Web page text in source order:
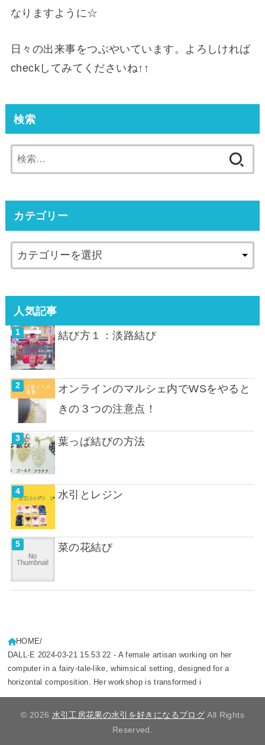
なりますように☆
日々の出来事をつぶやいています。よろしければ
checkしてみてくださいね↑↑
検索
索:
カテゴリー
人気記事
結び方１：淡路結び
オンラインのマルシェ内でWSをやると
きの３つの注意点！
葉っぱ結びの方法
水引とレジン
菜の花結び
HOME
DALL·E 2024-03-21 15.53.22 - A female artisan working on her
computer in a fairy-tale-like, whimsical setting, designed for a
horizontal composition. Her workshop is transformed i
© 2026 水引工房花果の水引を好きになるブログ All Rights
Reserved.